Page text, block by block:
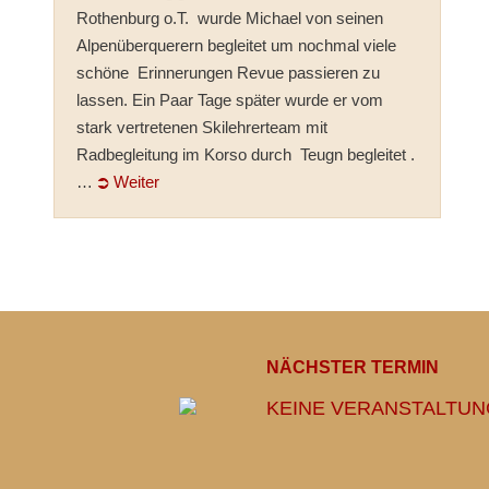
Rothenburg o.T. wurde Michael von seinen
Alpenüberquerern begleitet um nochmal viele
schöne Erinnerungen Revue passieren zu
lassen. Ein Paar Tage später wurde er vom
stark vertretenen Skilehrerteam mit
Radbegleitung im Korso durch Teugn begleitet .
… ⮊ Weiter
NÄCHSTER TERMIN
KEINE